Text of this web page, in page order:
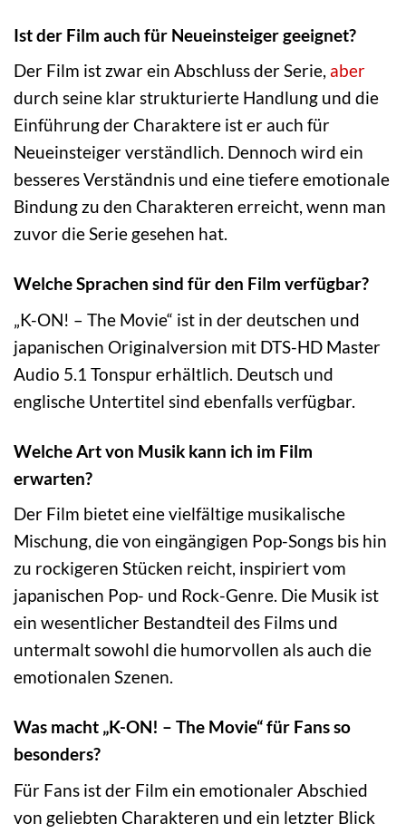
Ist der Film auch für Neueinsteiger geeignet?
Der Film ist zwar ein Abschluss der Serie, aber
durch seine klar strukturierte Handlung und die
Einführung der Charaktere ist er auch für
Neueinsteiger verständlich. Dennoch wird ein
besseres Verständnis und eine tiefere emotionale
Bindung zu den Charakteren erreicht, wenn man
zuvor die Serie gesehen hat.
Welche Sprachen sind für den Film verfügbar?
„K-ON! – The Movie“ ist in der deutschen und
japanischen Originalversion mit DTS-HD Master
Audio 5.1 Tonspur erhältlich. Deutsch und
englische Untertitel sind ebenfalls verfügbar.
Welche Art von Musik kann ich im Film
erwarten?
Der Film bietet eine vielfältige musikalische
Mischung, die von eingängigen Pop-Songs bis hin
zu rockigeren Stücken reicht, inspiriert vom
japanischen Pop- und Rock-Genre. Die Musik ist
ein wesentlicher Bestandteil des Films und
untermalt sowohl die humorvollen als auch die
emotionalen Szenen.
Was macht „K-ON! – The Movie“ für Fans so
besonders?
Für Fans ist der Film ein emotionaler Abschied
von geliebten Charakteren und ein letzter Blick